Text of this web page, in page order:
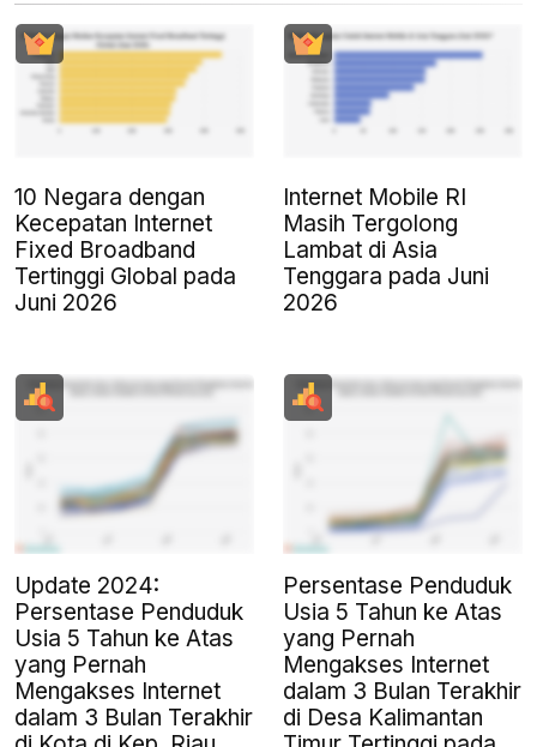
10 Negara dengan
Kecepatan Internet
Fixed Broadband
Tertinggi Global pada
Juni 2026
Internet Mobile RI
Masih Tergolong
Lambat di Asia
Tenggara pada Juni
2026
Update 2024:
Persentase Penduduk
Usia 5 Tahun ke Atas
yang Pernah
Mengakses Internet
dalam 3 Bulan Terakhir
Persentase Penduduk
Usia 5 Tahun ke Atas
yang Pernah
Mengakses Internet
dalam 3 Bulan Terakhir
di Desa Kalimantan